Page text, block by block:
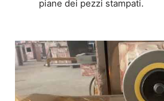
piane dei pezzi stampati.